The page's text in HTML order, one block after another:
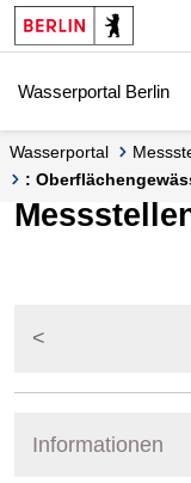
Springe zur Navigation
Springe zum Inhalt
Wasserportal Berlin
Wasserportal
:
Informationen